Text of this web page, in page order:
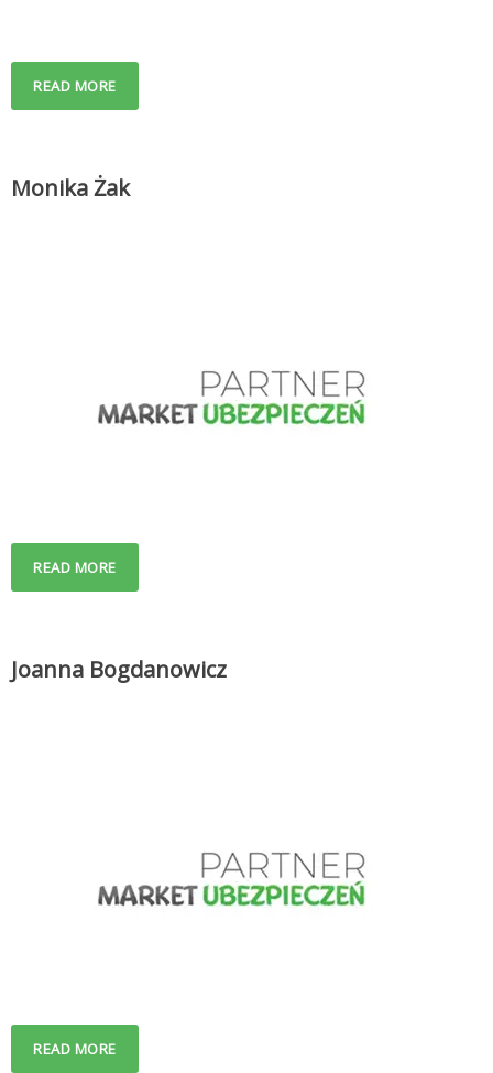
READ MORE
Monika Żak
READ MORE
Joanna Bogdanowicz
READ MORE